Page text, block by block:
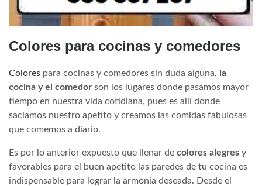
Colores para cocinas y comedores
Colores para cocinas y comedores sin duda alguna, la
cocina y el comedor son los lugares donde pasamos mayor
tiempo en nuestra vida cotidiana, pues es allí donde
saciamos nuestro apetito y creamos las comidas fabulosas
que comemos a diario.
Es por lo anterior expuesto que llenar de colores alegres y
favorables para el buen apetito las paredes de tu cocina es
indispensable para lograr la armonía deseada. Desde el